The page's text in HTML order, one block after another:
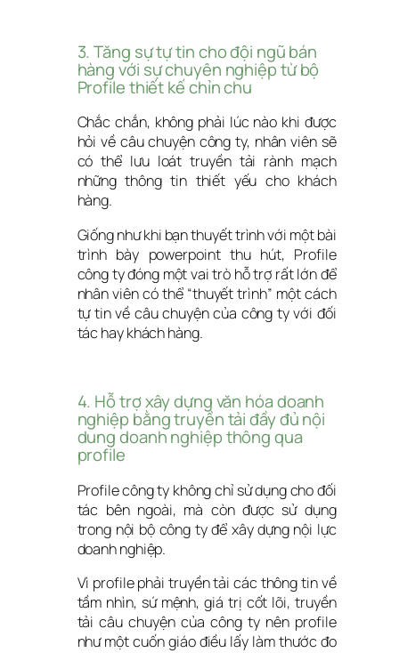
3. Tăng sự tự tin cho đội ngũ bán
hàng với sự chuyên nghiệp từ bộ
Profile thiết kế chỉn chu
Chắc chắn, không phải lúc nào khi được
hỏi về câu chuyện công ty, nhân viên sẽ
có thể lưu loát truyền tải rành mạch
những thông tin thiết yếu cho khách
hàng.
Giống như khi bạn thuyết trình với một bài
trình bày powerpoint thu hút, Profile
công ty đóng một vai trò hỗ trợ rất lớn để
nhân viên có thể “thuyết trình” một cách
tự tin về câu chuyện của công ty với đối
tác hay khách hàng.
4. Hỗ trợ xây dựng văn hóa doanh
nghiệp bằng truyền tải đầy đủ nội
dung doanh nghiệp thông qua
profile
Profile công ty không chỉ sử dụng cho đối
tác bên ngoài, mà còn được sử dụng
trong nội bộ công ty để xây dựng nội lực
doanh nghiệp.
Vì profile phải truyền tải các thông tin về
tầm nhìn, sứ mệnh, giá trị cốt lõi, truyền
tải câu chuyện của công ty nên profile
như một cuốn giáo điều lấy làm thước đo